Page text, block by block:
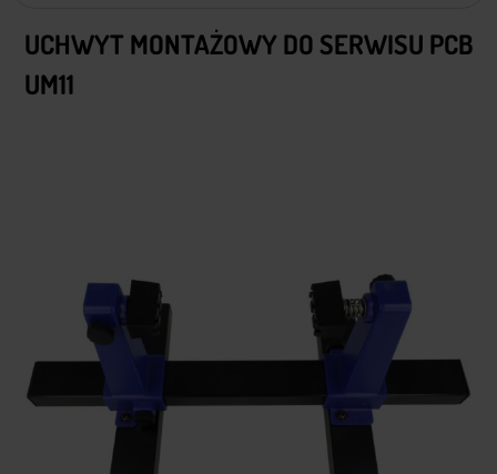
UCHWYT MONTAŻOWY DO SERWISU PCB
UM11